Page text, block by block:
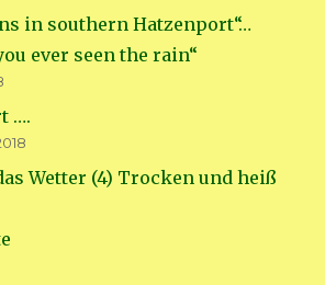
in southern Hatzenport“…
ever seen the rain“
….
Wetter (4) Trocken und heiß